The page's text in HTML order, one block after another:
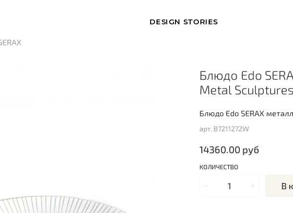
DESIGN STORIES
арт. B7211272W
Блюдо Edo
Metal
14360.00 руб
КОЛИЧЕСТВО
В
Блюдо Edo SERAX